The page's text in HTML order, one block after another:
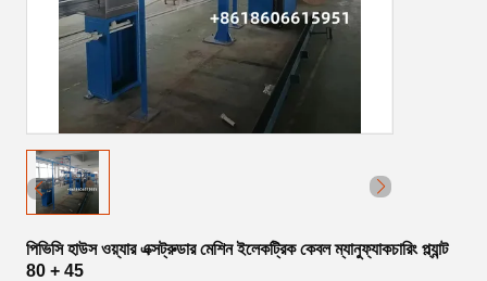
পিভিসি হাউস ওয়্যার এক্সট্রুডার মেশিন ইলেকট্রিক কেবল ম্যানুফ্যাকচারিং প্ল্যান্ট
80 + 45